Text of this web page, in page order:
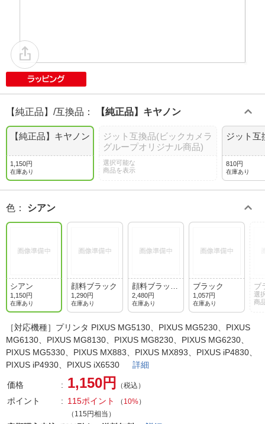
【純正品】/互換品 ： 【純正品】キヤノン
【純正品】キヤノン
1,150円
在庫あり
ジット互換品(ビックカメラ
グループオリジナル商品)
選択可能な
商品を表示
ジット互
810円
在庫あり
色 ： シアン
シアン
1,150円
在庫あり
顔料ブラック
1,290円
在庫あり
顔料ブラック
(2個パック)
2,480円
在庫あり
ブラック
1,057円
在庫あり
ブ
量)
選
商
［対応機種］プリンタ PIXUS MG5130、PIXUS MG5230、PIXUS
MG6130、PIXUS MG8130、PIXUS MG8230、PIXUS MG6230、
PIXUS MG5330、PIXUS MX883、PIXUS MX893、PIXUS iP4830、
PIXUS iP4930、PIXUS iX6530 詳細
価格 1,150円 （税込）
ポイント 115ポイント （ 10%）
（115円相当）